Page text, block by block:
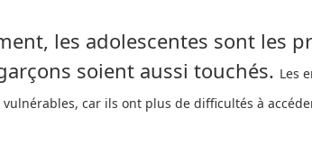
les adolescentes sont les
soient aussi touchés. Les
car ils ont plus de difficultés à